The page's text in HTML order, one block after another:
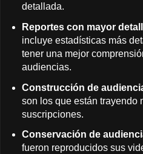
detallada.
Reportes con mayor
incluye estadísticas más
tener una mejor
audiencias.
Construcción de
son los que están trayendo
suscripciones.
Conservación de
fueron reproducidos sus